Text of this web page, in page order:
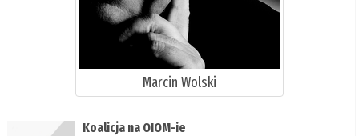
Marcin Wolski
Koalicja na OIOM-ie